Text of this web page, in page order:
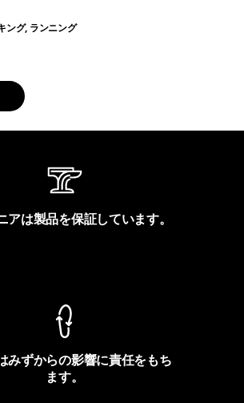
ング, ランニング
アは製品を保証しています。
みずからの影響に責任をもち
ます。